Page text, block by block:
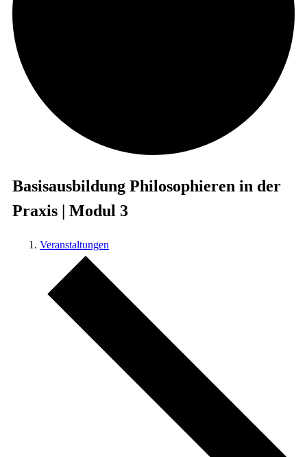
Basisausbildung Philosophieren in der
Praxis | Modul 3
Veranstaltungen